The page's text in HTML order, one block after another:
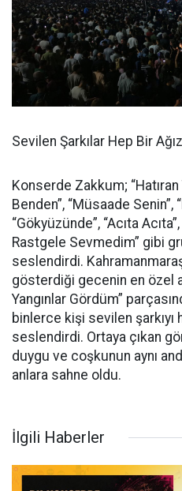
Sevilen Şarkılar Hep Bir
Konserde Zakkum; “Hatıran
Benden”, “Müsaade Senin”,
“Gökyüzünde”, “Acıta
Rastgele Sevmedim” gibi
seslendirdi.
gösterdiği gecenin en özel
Yangınlar Gördüm”
binlerce kişi sevilen şarkıyı
seslendirdi. Ortaya çıkan
duygu ve coşkunun aynı
anlara sahne oldu.
İlgili Haberler